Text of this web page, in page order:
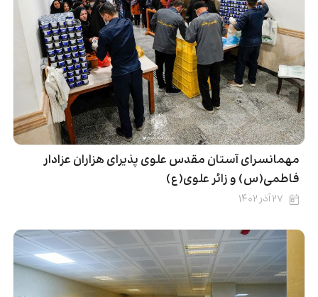
مهمانسرای آستان مقدس علوی پذیرای هزاران عزادار
فاطمی(س) و زائر علوی(ع)
۲۷ آذر ۱۴۰۲